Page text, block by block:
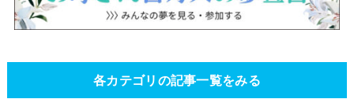
各カテゴリの記事一覧をみる